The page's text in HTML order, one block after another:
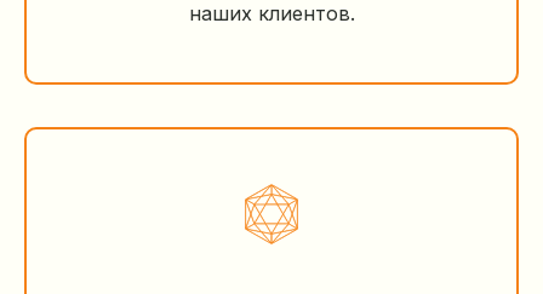
наших клиентов.